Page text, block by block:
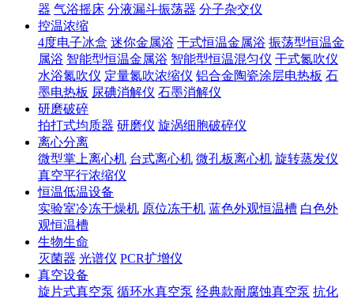
器 气浴摇床 分液漏斗振荡器 分子杂交仪
控温浓缩
4度电子冰盒 迷你金属浴 干式恒温金属浴 振荡型恒温金
属浴 智能型恒温金属浴 智能型恒温混匀仪 干式氮吹仪
水浴氮吹仪 定量氮吹浓缩仪 铝合金陶瓷涂层电热板 石
墨电热板 尿碘消解仪 石墨消解仪
研磨破碎
拍打式均质器 研磨仪 旋涡细胞破碎仪
离心分离
微型掌上离心机 台式离心机 微孔板离心机 旋转蒸发仪
真空平行浓缩仪
恒温低温设备
实验室冷冻干燥机 原位冻干机 蓝色外观恒温槽 白色外
观恒温槽
生物生命
灭菌器 光谱仪 PCR扩增仪
真空设备
旋片式真空泵 循环水真空泵 经典款耐腐蚀真空泵 抗化